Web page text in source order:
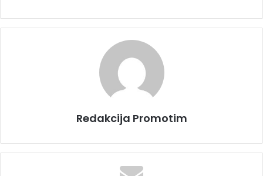
Redakcija Promotim